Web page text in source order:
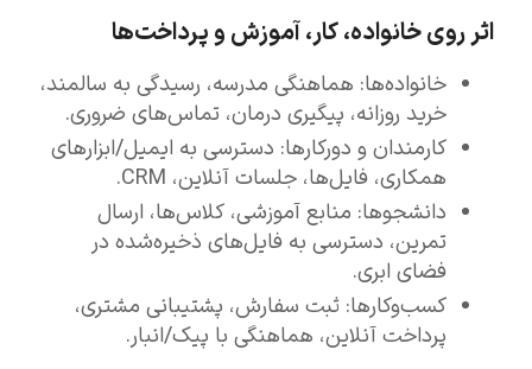
اثر روی خانواده، کار، آموزش و پرداخت‌ها
خانواده‌ها: هماهنگی مدرسه، رسیدگی به سالمند،
خرید روزانه، پیگیری درمان، تماس‌های ضروری.
کارمندان و دورکارها: دسترسی به ایمیل/ابزارهای
همکاری، فایل‌ها، جلسات آنلاین، CRM.
دانشجوها: منابع آموزشی، کلاس‌ها، ارسال
تمرین، دسترسی به فایل‌های ذخیره‌شده در
فضای ابری.
کسب‌وکارها: ثبت سفارش، پشتیبانی مشتری،
پرداخت آنلاین، هماهنگی با پیک/انبار.